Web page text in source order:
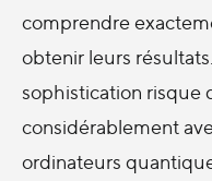
comprendre
obtenir leurs
sophistication risque
considérablement
ordinateurs